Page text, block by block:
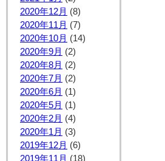
2020年12月 (8)
2020年11月 (7)
2020年10月 (14)
2020年9月 (2)
2020年8月 (2)
2020年7月 (2)
2020年6月 (1)
2020年5月 (1)
2020年2月 (4)
2020年1月 (3)
2019年12月 (6)
2019年11月 (18)